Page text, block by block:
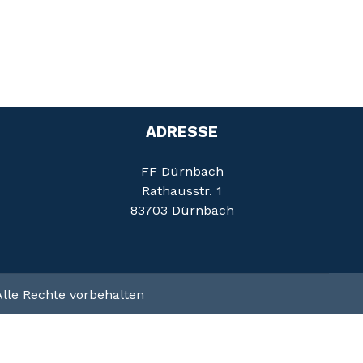
ADRESSE
FF Dürnbach
Rathausstr. 1
83703 Dürnbach
Rechte vorbehalten